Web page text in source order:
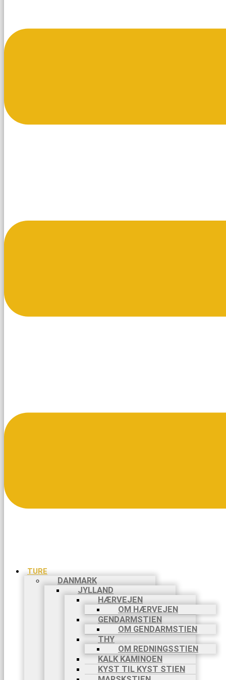
TURE
DANMARK
JYLLAND
HÆRVEJEN
OM HÆRVEJEN
GENDARMSTIEN
OM GENDARMSTIEN
THY
OM REDNINGSSTIEN
KALK KAMINOEN
KYST TIL KYST STIEN